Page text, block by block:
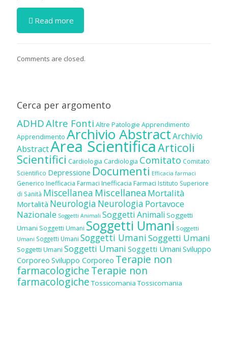
Read more
Comments are closed.
Cerca per argomento
ADHDAltre Fonti Altre Patologie Apprendimento
Apprendimento Archivio AbstractArchivio
AbstractArea ScientificaArticoli
Scientifici Cardiologia Cardiologia Comitato Comitato
Scientifico Depressione Documenti Efficacia farmaci
Generico Inefficacia Farmaci Inefficacia Farmaci Istituto Superiore
di Sanità Miscellanea Miscellanea Mortalità
Mortalità Neurologia Neurologia Portavoce
Nazionale Soggetti Animali Soggetti Animali Soggetti
Umani Soggetti Umani Soggetti Umani Soggetti
Umani Soggetti Umani Soggetti UmaniSoggetti Umani
Soggetti Umani Soggetti Umani Soggetti Umani Sviluppo
Corporeo Sviluppo Corporeo Terapie non
farmacologicheTerapie non
farmacologiche Tossicomania Tossicomania